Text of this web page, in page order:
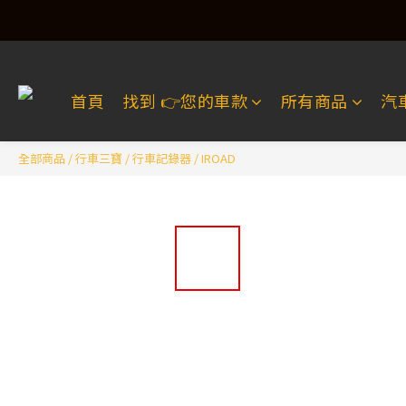
首頁 找到 👉️您的車款 所有商品 汽
全部商品 /行車三寶 /行車記錄器 /IROAD